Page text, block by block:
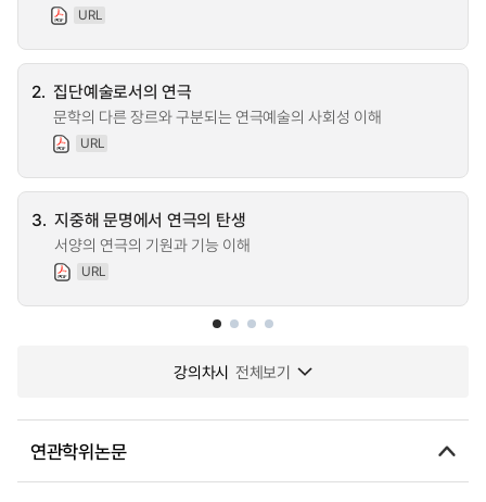
URL
2. 집단예술로서의 연극
문학의 다른 장르와 구분되는 연극예술의 사회성 이해
URL
3. 지중해 문명에서 연극의 탄생
서양의 연극의 기원과 기능 이해
URL
강의차시 전체보기
연관학위논문